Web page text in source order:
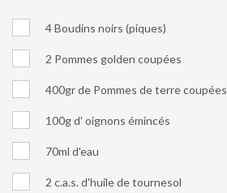
4 Boudins noirs (piques)
2 Pommes golden coupées
400gr de Pommes de terre coupées
100g d' oignons émincés
70ml d'eau
2 c.a.s. d'huile de tournesol